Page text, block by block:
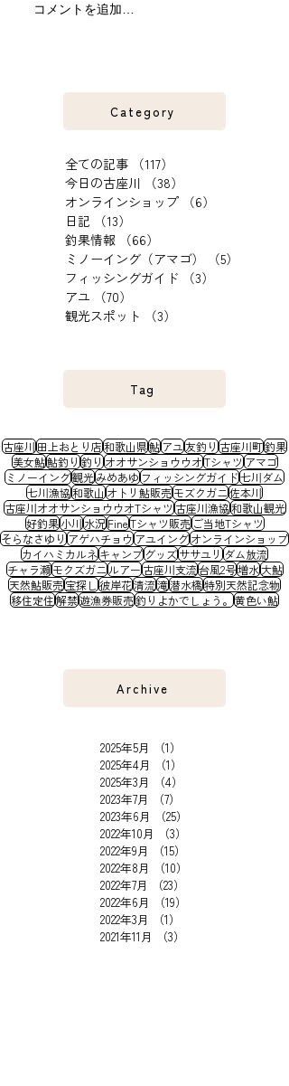
パラダイスを探して！和
コメントを追加…
Category
全ての記事 （117）
今日の古座川
（38）
オンラインショップ
（6）
日記
（13）
釣果情報
（66）
ミノーイング（アマゴ）
（5）
フィッシングガイド
（3）
アユ
（70）
観光スポット
（3）
Tag
古座川田上おとり店和歌山県鮎アユ友釣り古座川町釣果
美女鮎鮎釣り釣りオオサンショウウオTシャツアマゴ
ミノーイング観光みめあゆフィッシングガイド七川ダム
七川漁協和歌山オトリ鮎販売モズクガニ佐本川
古座川オオサンショウウオTシャツ古座川漁協和歌山観光
好釣果小川水況FineTシャツ販売ご当地Tシャツ
そらなさゆりアゲハチョウアユイングオンラインショップ
カイハミカルネキャンプグッズササユリダム放流
チャラ瀬モクズガニルアー古座川支流台風2号増水大鮎
天然鮎販売宝探し彼岸花清流滝潜水橋特別天然記念物
移住定住解禁遊漁券販売釣りよかでしょう。黄色い鮎
Archive
2025年5月 （1）
2025年4月
（1）
2025年3月
（4）
2023年7月
（7）
2023年6月
（25）
2022年10月
（3）
2022年9月
（15）
2022年8月
（10）
2022年7月
（23）
2022年6月
（19）
2022年3月
（1）
2021年11月
（3）